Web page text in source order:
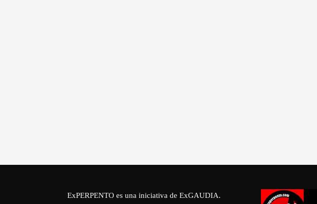
ExPERPENTO es una iniciativa de ExGAUDIA.